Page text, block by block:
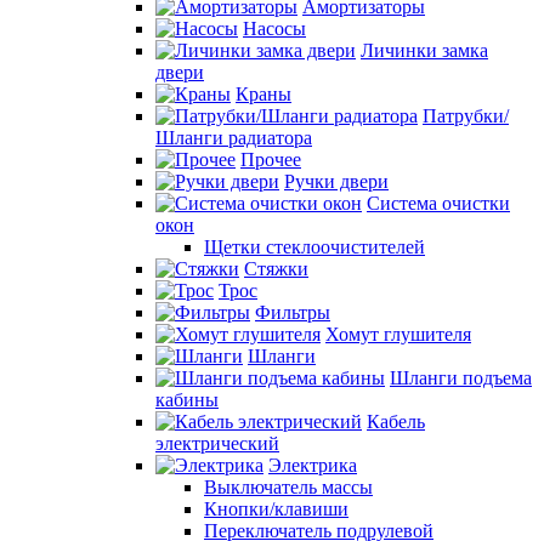
Амортизаторы
Насосы
Личинки замка
двери
Краны
Патрубки/
Шланги радиатора
Прочее
Ручки двери
Система очистки
окон
Щетки стеклоочистителей
Стяжки
Трос
Фильтры
Хомут глушителя
Шланги
Шланги подъема
кабины
Кабель
электрический
Электрика
Выключатель массы
Кнопки/клавиши
Переключатель подрулевой